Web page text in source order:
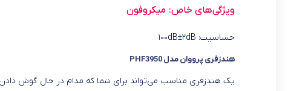
ویژگی‌های خاص: میکروفون
حساسیت: ۱۰۰dB±۲dB
هندزفری پرووان مدل PHF3950
یک هندزفری مناسب می‌تواند برای شما که مدام در حال گوش